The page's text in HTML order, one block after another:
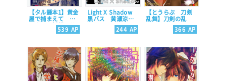
【タル鍾本1】黄金
屋で捕まえて 邪
眼タルｘ鍾離 公
钟ChiZhong chili
539 AP
Light X Shadow
黒バス 黄瀬涼太
ｘ黒子テツヤ
244 AP
【とうらぶ 刀剣
乱舞】刀剣の乱
366 AP